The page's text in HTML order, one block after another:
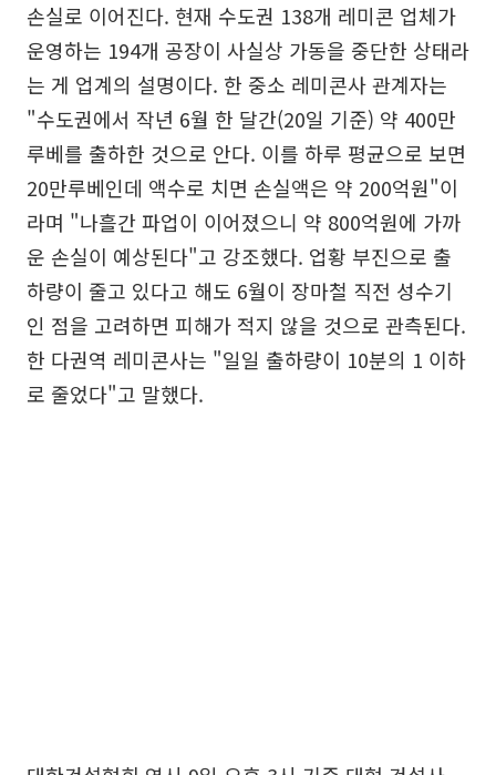
손실로 이어진다. 현재 수도권 138개 레미콘 업체가
운영하는 194개 공장이 사실상 가동을 중단한 상태라
는 게 업계의 설명이다. 한 중소 레미콘사 관계자는
"수도권에서 작년 6월 한 달간(20일 기준) 약 400만
루베를 출하한 것으로 안다. 이를 하루 평균으로 보면
20만루베인데 액수로 치면 손실액은 약 200억원"이
라며 "나흘간 파업이 이어졌으니 약 800억원에 가까
운 손실이 예상된다"고 강조했다. 업황 부진으로 출
하량이 줄고 있다고 해도 6월이 장마철 직전 성수기
인 점을 고려하면 피해가 적지 않을 것으로 관측된다.
한 다권역 레미콘사는 "일일 출하량이 10분의 1 이하
로 줄었다"고 말했다.